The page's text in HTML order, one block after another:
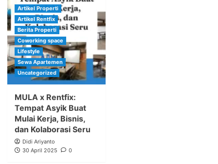
Artikel Properti
Artikel Rentfix
Berita Properti
Coworking space
Lifestyle
Sewa Apartemen
Uncategorized
MULA x Rentfix:
Tempat Asyik Buat
Mulai Kerja, Bisnis,
dan Kolaborasi Seru
Didi Ariyanto
30 April 2025
0